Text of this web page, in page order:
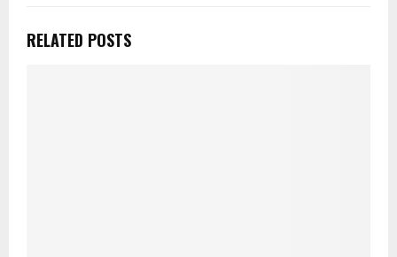
RELATED POSTS